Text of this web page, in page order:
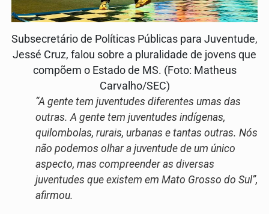
Subsecretário de Políticas Públicas para Juventude,
Jessé Cruz, falou sobre a pluralidade de jovens que
compõem o Estado de MS. (Foto: Matheus
Carvalho/SEC)
“A gente tem juventudes diferentes umas das
outras. A gente tem juventudes indígenas,
quilombolas, rurais, urbanas e tantas outras. Nós
não podemos olhar a juventude de um único
aspecto, mas compreender as diversas
juventudes que existem em Mato Grosso do Sul”,
afirmou.